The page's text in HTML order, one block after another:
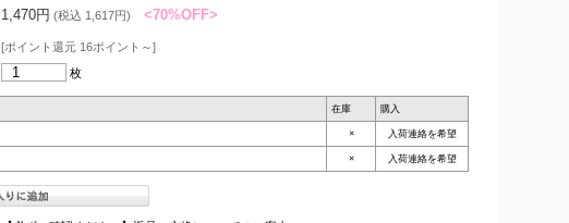
1,470円 (税込 1,617円) <70%OFF>
[ポイント還元 16ポイント～]
枚
在庫 購入
× 入荷連絡を希望
× 入荷連絡を希望